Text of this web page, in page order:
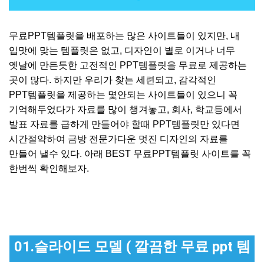
무료PPT템플릿을 배포하는 많은 사이트들이 있지만, 내
입맛에 맞는 템플릿은 없고, 디자인이 별로 이거나 너무
옛날에 만든듯한 고전적인 PPT템플릿을 무료로 제공하는
곳이 많다. 하지만 우리가 찾는 세련되고, 감각적인
PPT템플릿을 제공하는 몇안되는 사이트들이 있으니 꼭
기억해두었다가 자료를 많이 챙겨놓고, 회사, 학교등에서
발표 자료를 급하게 만들어야 할때 PPT템플릿만 있다면
시간절약하여 금방 전문가다운 멋진 디자인의 자료를
만들어 낼수 있다. 아래 BEST 무료PPT템플릿 사이트를 꼭
한번씩 확인해보자.
01.슬라이드 모델 ( 깔끔한 무료 ppt 템